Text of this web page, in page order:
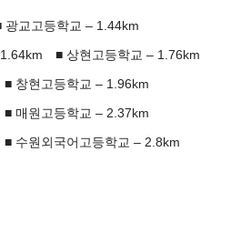
광교고등학교 – 1.44km
상현고등학교 – 1.76km
창현고등학교 – 1.96km
매원고등학교 – 2.37km
수원외국어고등학교 – 2.8km